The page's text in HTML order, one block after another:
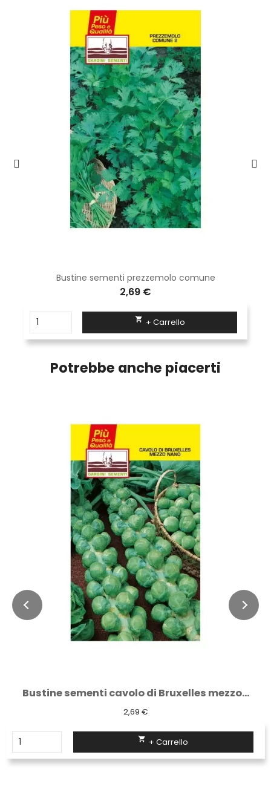
Bustine sementi prezzemolo comune
2,69 €
 + Carrello
Potrebbe anche piacerti
Bustine sementi cavolo di Bruxelles mezzo...
2,69 €
 + Carrello